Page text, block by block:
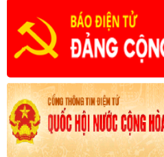
yêu cầu nhiệm vụ cách mạng trong